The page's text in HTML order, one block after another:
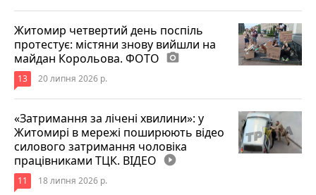
Житомир четвертий день поспіль
протестує: містяни знову вийшли на
майдан Корольова. ФОТО photo_camera
13 20 липня 2026 р.
«Затримання за лічені хвилини»: у
Житомирі в мережі поширюють відео
силового затримання чоловіка
працівниками ТЦК. ВІДЕО play_circle_filled
11 18 липня 2026 р.